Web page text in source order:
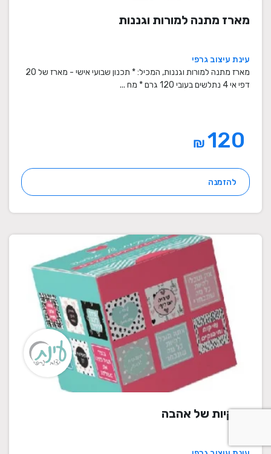
מארז מתנה למורות וגננות
עינת עיצוב גרפי
מארז מתנה למורות וגננות, המכיל: * תכנון שבועי אישי - מארז של 20
דפי אי 4 נתלשים בעובי 120 גרם * מח ...
₪
להזמנה
פתקיות של אהבה